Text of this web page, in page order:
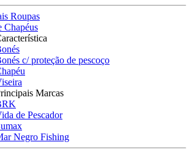
Roupas
Chapéus
c/ proteção de pescoço
Marcas
de Pescador
Negro Fishing